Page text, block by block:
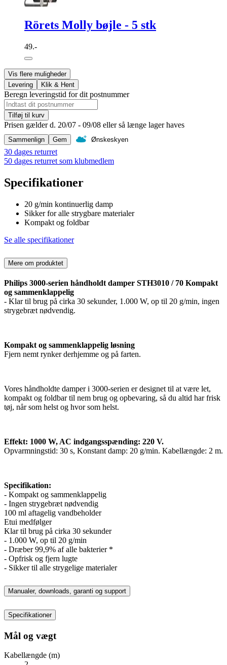
Rörets Molly bøjle - 5 stk
49.-
Vis flere muligheder
Levering
Klik & Hent
Beregn leveringstid for dit postnummer
Tilføj til kurv
Prisen gælder d. 20/07 - 09/08 eller så længe lager haves
Sammenlign Gem Ønskeskyen
30 dages returret
50 dages returret som klubmedlem
Specifikationer
20 g/min kontinuerlig damp
Sikker for alle strygbare materialer
Kompakt og foldbar
Se alle specifikationer
Mere om produktet
Philips 3000-serien håndholdt damper STH3010 / 70 Kompakt
og sammenklappelig
- Klar til brug på cirka 30 sekunder, 1.000 W, op til 20 g/min, ingen
strygebræt nødvendig.
Kompakt og sammenklappelig løsning
Fjern nemt rynker derhjemme og på farten.
Vores håndholdte damper i 3000-serien er designet til at være let,
kompakt og foldbar til nem brug og opbevaring, så du altid har frisk
tøj, når som helst og hvor som helst.
Effekt: 1000 W, AC indgangsspænding: 220 V.
Opvarmningstid: 30 s, Konstant damp: 20 g/min. Kabellængde: 2 m.
Specifikation:
- Kompakt og sammenklappelig
- Ingen strygebræt nødvendig
100 ml aftagelig vandbeholder
Etui medfølger
Klar til brug på cirka 30 sekunder
- 1.000 W, op til 20 g/min
- Dræber 99,9% af alle bakterier *
- Opfrisk og fjern lugte
- Sikker til alle strygelige materialer
Manualer, downloads, garanti og support
Specifikationer
Mål og vægt
Kabellængde (m)